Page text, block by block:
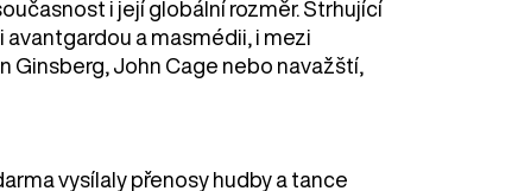
i její globální rozměr. Strhující
a masmédii, i mezi
Ginsberg, John Cage nebo navažští,
vysílaly přenosy hudby a tance